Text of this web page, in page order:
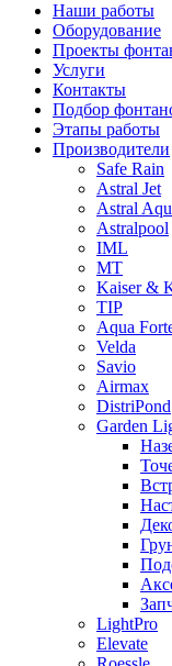
Наши работы
Оборудование
Проекты
Услуги
Контакты
Подбор
Этапы работы
Производители
Safe Rain
Astral Jet
Astral
Astralpool
IML
МТ
Kaiser &
TIP
Aqua
Velda
Savio
Airmax
DistriPond
Garden
LightPro
Elevate